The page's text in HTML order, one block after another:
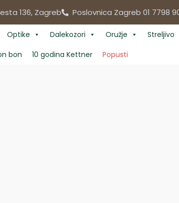
136, Zagreb Poslovnica Zagreb 01 7798
Optike Dalekozori Oružje Streljivo
bon 10 godina Kettner Popusti